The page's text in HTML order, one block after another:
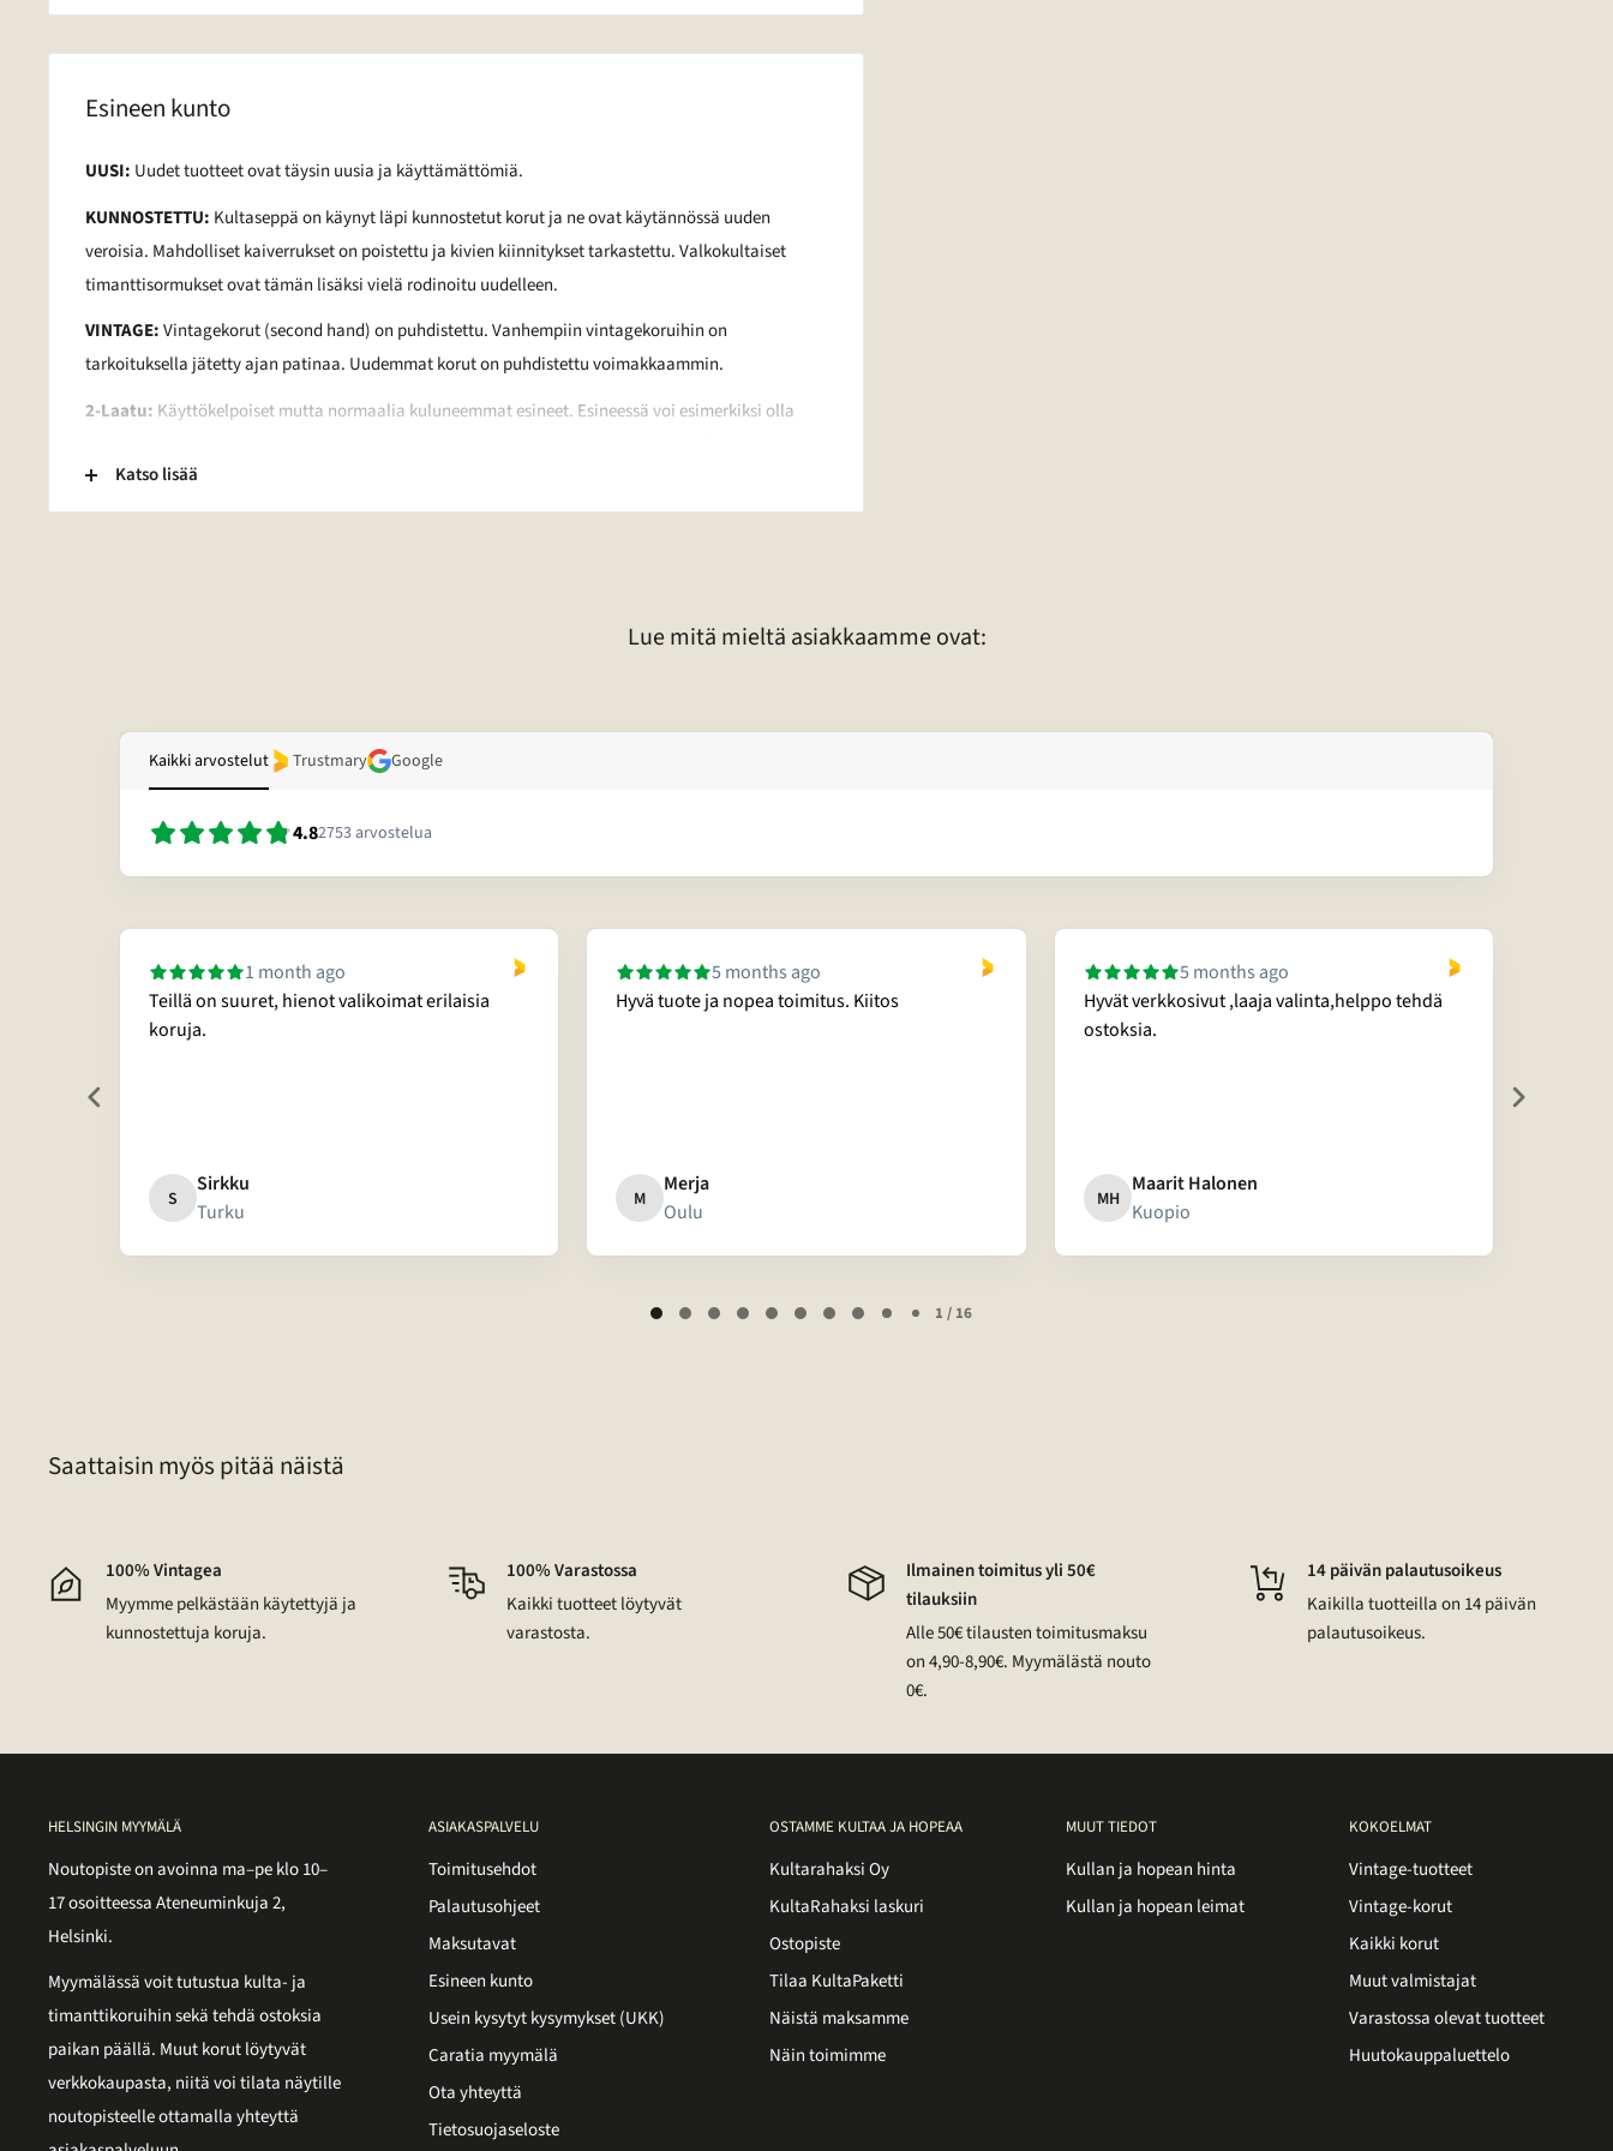
Esineen kunto
UUSI: Uudet tuotteet ovat täysin uusia ja käyttämättömiä.
KUNNOSTETTU: Kultaseppä on käynyt läpi kunnostetut korut ja ne ovat käytännössä uuden
veroisia. Mahdolliset kaiverrukset on poistettu ja kivien kiinnitykset tarkastettu. Valkokultaiset
timanttisormukset ovat tämän lisäksi vielä rodinoitu uudelleen.
VINTAGE:Vintagekorut (second hand) on puhdistettu. Vanhempiin vintagekoruihin on
tarkoituksella jätetty ajan patinaa. Uudemmat korut on puhdistettu voimakkaammin.
2-Laatu: Käyttökelpoiset mutta normaalia kuluneemmat esineet. Esineessä voi esimerkiksi olla
lakkapinta. Lisäksi kivessä voi olla vaurio. Lisätietoja tietyn korun laadusta voitte pyytää
sähköpostitse.
Katso lisää
Lue mitä mieltä asiakkaamme ovat:
Kaikki arvostelut Trustmary Google
4.82753arvostelua
1 month ago
Teillä on suuret, hienot valikoimat erilaisia
koruja.
S
Sirkku
Turku
5 months ago
Hyvä tuote ja nopea toimitus. Kiitos
M
Merja
Oulu
5 months ago
Hyvät verkkosivut ,laaja valinta,helppo tehdä
ostoksia.
MH
Maarit Halonen
Kuopio
1 / 16
Saattaisin myös pitää näistä
100% Vintagea
Myymme pelkästään käytettyjä ja
kunnostettuja koruja.
100% Varastossa
Kaikki tuotteet löytyvät
varastosta.
Ilmainen toimitus yli 50€
tilauksiin
Alle 50€ tilausten toimitusmaksu
on 4,90-8,90€. Myymälästä nouto
0€.
14 päivän palautusoikeus
Kaikilla tuotteilla on 14 päivän
palautusoikeus.
HELSINGIN MYYMÄLÄ
Noutopiste on avoinna ma–pe klo 10–
17 osoitteessa Ateneuminkuja 2,
Helsinki.
Myymälässä voit tutustua kulta- ja
timanttikoruihin sekä tehdä ostoksia
paikan päällä. Muut korut löytyvät
verkkokaupasta, niitä voi tilata näytille
noutopisteelle ottamalla yhteyttä
ASIAKASPALVELU
Toimitusehdot
Palautusohjeet
Maksutavat
Esineen kunto
Usein kysytyt kysymykset (UKK)
Caratia myymälä
Ota yhteyttä
Tietosuojaseloste
OSTAMME KULTAA JA HOPEAA
Kultarahaksi Oy
KultaRahaksi laskuri
Ostopiste
Tilaa KultaPaketti
Näistä maksamme
Näin toimimme
MUUT TIEDOT
Kullan ja hopean hinta
Kullan ja hopean leimat
KOKOELMAT
Vintage-tuotteet
Vintage-korut
Kaikki korut
Muut valmistajat
Varastossa olevat tuotteet
Huutokauppaluettelo